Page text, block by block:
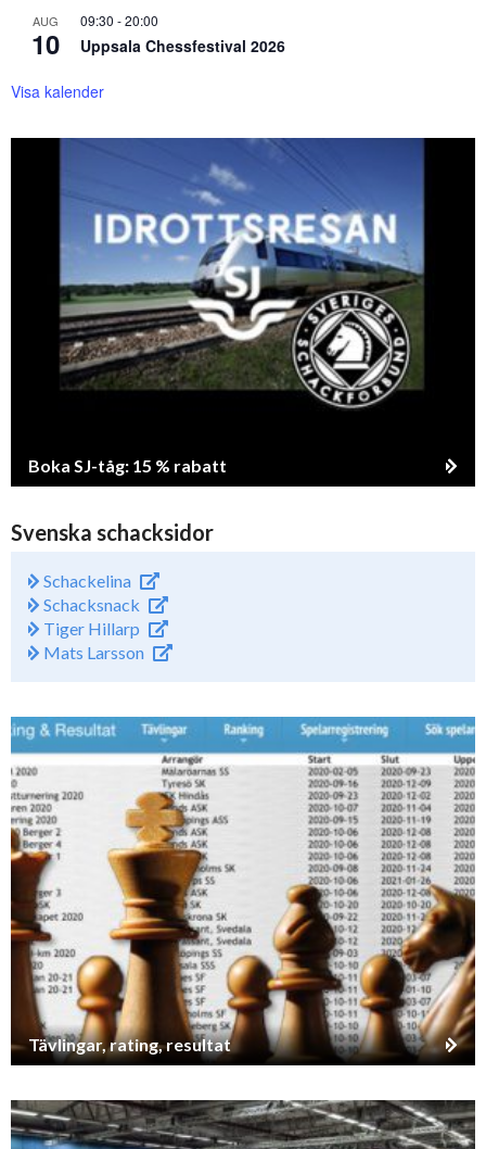
AUG
10
09:30 -20:00
Uppsala Chessfestival 2026
Visa kalender
Boka SJ-tåg: 15 % rabatt
Svenska schacksidor
Schackelina
Schacksnack
Tiger Hillarp
Mats Larsson
Tävlingar, rating, resultat